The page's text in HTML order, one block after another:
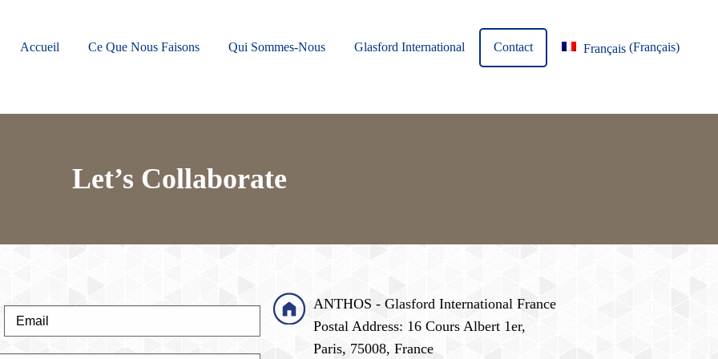
Accueil Ce Que Nous Faisons Qui Sommes-Nous Glasford International Contact Français (Français)
Let’s Collaborate
ANTHOS - Glasford International France
Postal Address: 16 Cours Albert 1er,
Paris, 75008, France